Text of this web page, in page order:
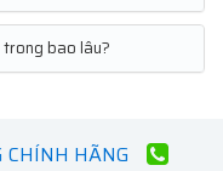
trong bao lâu?
HÃNG